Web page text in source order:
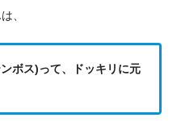
、
ボス)って、ドッキリに元